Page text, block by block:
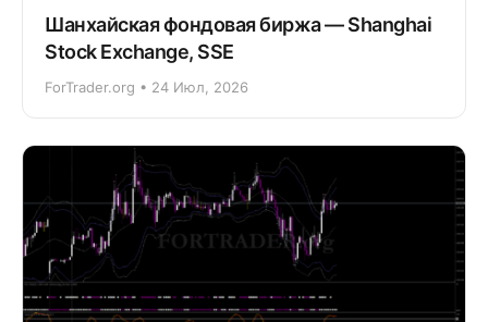
Шанхайская фондовая биржа — Shanghai
Stock Exchange, SSE
ForTrader.org • 24 Июл, 2026